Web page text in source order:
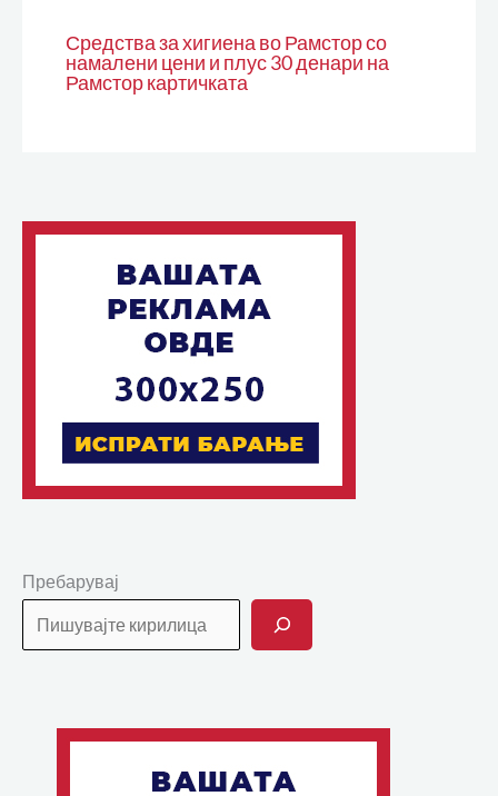
Средства за хигиена во Рамстор со
намалени цени и плус 30 денари на
Рамстор картичката
Пребарувај